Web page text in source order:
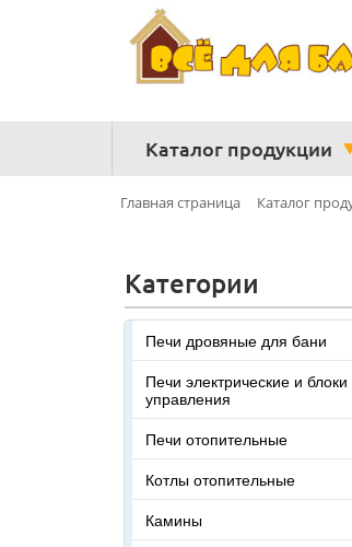
Каталог продукции
Главная страница Каталог
Категории
Печи дровяные для бани
Печи электрические и блоки
управления
Печи отопительные
Котлы отопительные
Камины